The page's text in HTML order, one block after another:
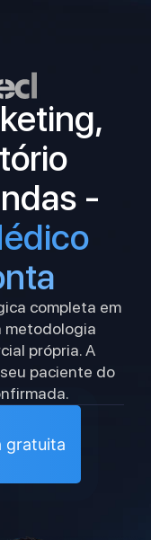
-
completa em
metodologia
própria. A
paciente do
gratuita